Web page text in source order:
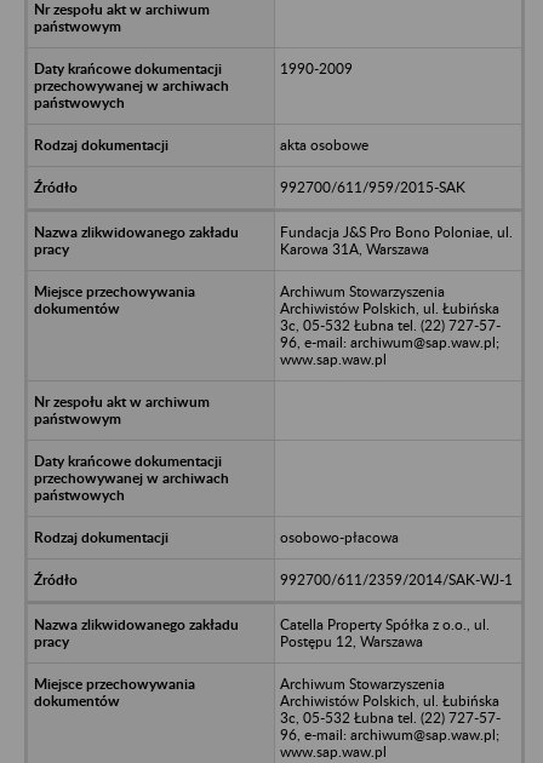
1990-2009
akta osobowe
992700/611/959/2015-SAK
Fundacja J&S Pro Bono Poloniae, ul.
Karowa 31A, Warszawa
Archiwum Stowarzyszenia
Archiwistów Polskich, ul. Łubińska
3c, 05-532 Łubna tel. (22) 727-57-
96, e-mail: archiwum@sap.waw.pl;
www.sap.waw.pl
osobowo-płacowa
992700/611/2359/2014/SAK-WJ-1
Catella Property Spółka z o.o., ul.
Postępu 12, Warszawa
Archiwum Stowarzyszenia
Archiwistów Polskich, ul. Łubińska
3c, 05-532 Łubna tel. (22) 727-57-
96, e-mail: archiwum@sap.waw.pl;
www.sap.waw.pl